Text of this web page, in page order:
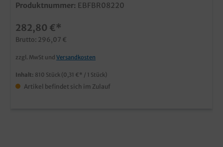
Produktnummer: EBFBR08220
282,80 €*
Brutto: 296,07 €
zzgl. MwSt und Versandkosten
Inhalt: 810 Stück (0,31 €* / 1 Stück)
Artikel befindet sich im Zulauf